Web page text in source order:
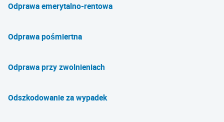
Odprawa emerytalno-rentowa
Odprawa pośmiertna
Odprawa przy zwolnieniach
Odszkodowanie za wypadek